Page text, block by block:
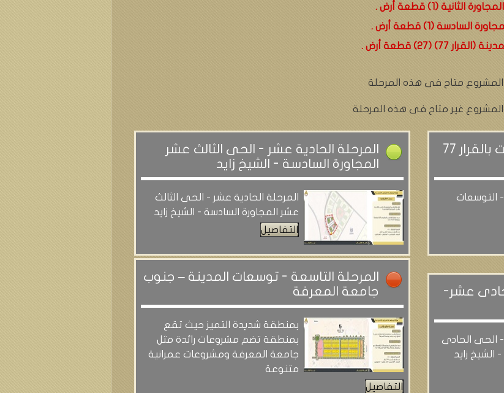
(1) قطعة أرض .
(1) قطعة أرض .
(27) قطعة أرض .
المشروع متاح فى هذه المرحلة
غير متاح فى هذه المرحلة
المرحلة الحادية عشر - التوسعات بالقرار 77
- التوسعات
المرحلة الحادية عشر - الحى الثالث عشر
المجاورة السادسة - الشيخ زايد
المرحلة الحادية عشر - الحى الثالث
عشر المجاورة السادسة - الشيخ زايد
التفاصيل
عشر-
- الحى الحادى
الشيخ زايد
المرحلة التاسعة - توسعات المدينة – جنوب
جامعة المعرفة
بمنطقة شديدة التميز حيث تقع
بمنطقة تضم مشروعات رائدة مثل
جامعة المعرفة ومشروعات عمرانية
متنوعة
التفاصيل